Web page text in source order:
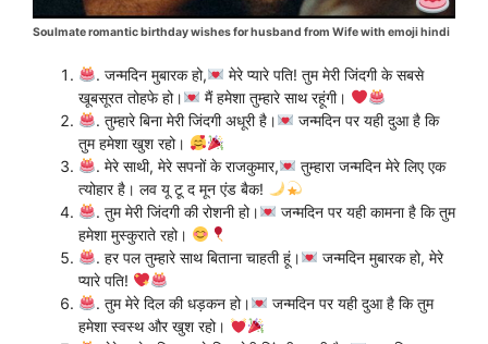
Soulmate romantic birthday wishes for husband from Wife with emoji hindi
. जन्मदिन मुबारक हो,
मेरे प्यारे पति! तुम मेरी जिंदगी के सबसे
खूबसूरत तोहफे हो।
मैं हमेशा तुम्हारे साथ रहूंगी।
. तुम्हारे बिना मेरी जिंदगी अधूरी है।
जन्मदिन पर यही दुआ है कि
तुम हमेशा खुश रहो।
. मेरे साथी, मेरे सपनों के राजकुमार,
तुम्हारा जन्मदिन मेरे लिए एक
त्योहार है। लव यू टू द मून एंड बैक!
. तुम मेरी जिंदगी की रोशनी हो।
जन्मदिन पर यही कामना है कि तुम
हमेशा मुस्कुराते रहो।
. हर पल तुम्हारे साथ बिताना चाहती हूं।
जन्मदिन मुबारक हो, मेरे
प्यारे पति!
. तुम मेरे दिल की धड़कन हो।
जन्मदिन पर यही दुआ है कि तुम
हमेशा स्वस्थ और खुश रहो।